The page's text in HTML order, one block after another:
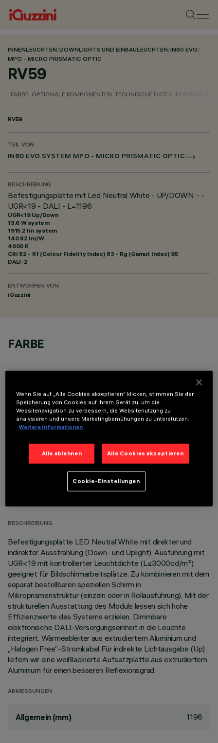
INNENLEUCHTEN/DOWNLIGHTS UND EINBAULEUCHTEN/IN60 EVO/
MPO - MICRO PRISMATIC OPTIC
RV59
FARBE OPTIONALE KOMPONENTEN TECHNISCHE DATEN
RV59
TEIL VON
IN60 EVO SYSTEM MPO - MICRO PRISMATIC OPTIC
BESCHREIBUNG
Befestigungsplatte mit Led Neutral White - UP/DOWN - -
UGR<19 - DALI - L=1196
UGR<19 Up/Down
13.6 W system
1915.2 lm system
140.82 lm/W
4000 K
CRI 82 - Rf (Colour Fidelity Index) 83 - Rg (Gamut Index) 95
DALI-2
ENTWORFEN VON
iGuzzini
FARBE
OPTIONALE KOMPONENTEN
TECHNISCHE DATEN
BESCHREIBUNG
Befestigungsplatte LED Neutral White mit direkter und
indirekter Ausstrahlung (Down- und Uplight). Ausführung mit
UGR<19 mit kontrollierter Leuchtdichte (L≤3000cd/m²),
geeignet für Bildschirmarbeitsplätze. Zu kombinieren mit dem
separat bestellbaren speziellen Schirm in
Mikroprismenstruktur (einzeln oder in Rollausführung). Mit der
strukturellen Ausstattung des Moduls lassen sich hohe
Effizienzwerte des Systems erzielen. Dimmbare
elektronische DALI-Versorgungseinheit in die Leuchte
integriert. Wärmeableiter aus extrudiertem Aluminium und
„Halogen Free“-Stromkabel Für indirekte Lichtausgabe (Up)
liefern wir eine weißlackierte Aufsatzplatte aus extrudiertem
Aluminium für einen besseren Reflexionsgrad.
ABMESSUNGEN
Allgemein (mm) 1196
Wenn Sie auf „Alle Cookies akzeptieren“ klicken, stimmen Sie der
Speicherung von Cookies auf Ihrem Gerät zu, um die
Websitenavigation zu verbessern, die Websitenutzung zu
analysieren und unsere Marketingbemühungen zu unterstützen.
Weitere Informationen
Alle ablehnen Alle Cookies akzeptieren
Cookie-Einstellungen